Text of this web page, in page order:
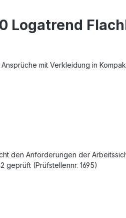
Logatrend
mit Verkleidung in
den Anforderungen der
geprüft (Prüfstellennr. 1695)